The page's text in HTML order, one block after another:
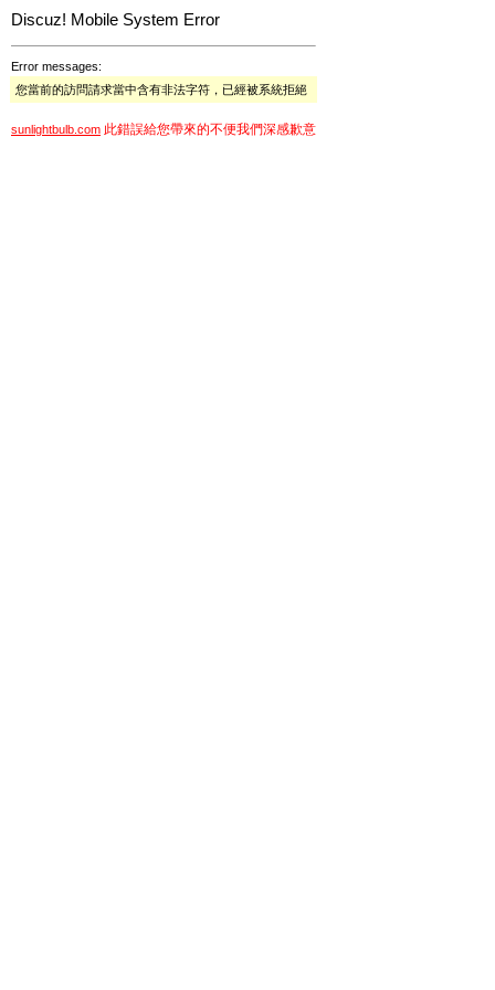
Discuz! Mobile System Error
Error messages:
您當前的訪問請求當中含有非法字符，已經被系統拒絕
sunlightbulb.com 此錯誤給您帶來的不便我們深感歉意